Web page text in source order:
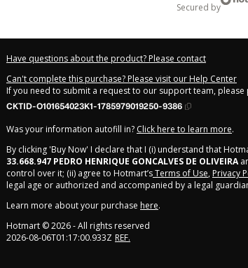
secured by
Have questions about the product? Please contact
Can't complete this purchase? Please visit our Help Center
If you need to submit a request to our support team,
CKTID-O101654023K1-1785979019250-9386
Was your information autofill in? Click here to learn more.
By clicking 'Buy Now' I declare that I (i) understand that
33.668.947 PEDRO HENRIQUE GONCALVES DE OLIVEIRA
control over it; (ii) agree to Hotmart’sTerms of Use, Privacy
legal age or authorized and accompanied by a legal
Learn more about your purchase here.
Hotmart ©2026- All rights reserved
2026-08-06T01:17:00.933Z REF.